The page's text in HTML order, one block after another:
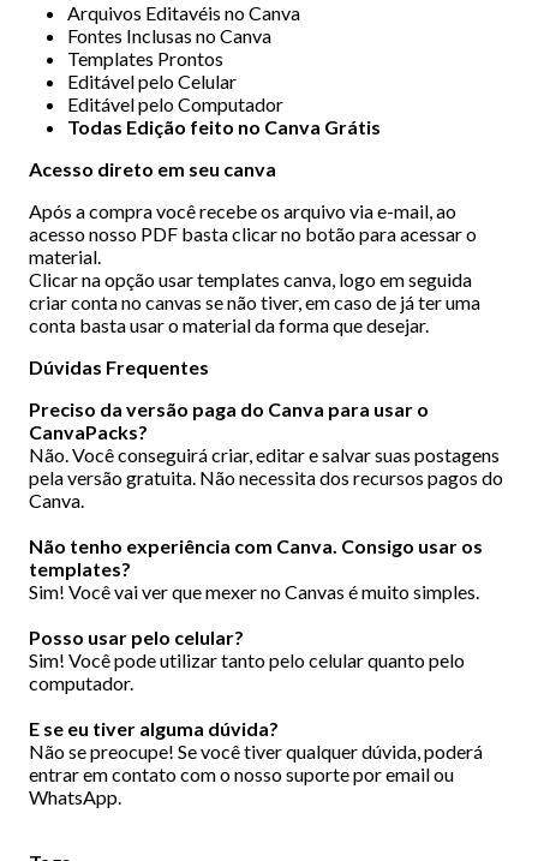
Arquivos Editavéis no Canva
Fontes Inclusas no Canva
Templates Prontos
Editável pelo Celular
Editável pelo Computador
Todas Edição feito no Canva Grátis
Acesso direto em seu canva
Após a compra você recebe os arquivo via e-mail, ao
acesso nosso PDF basta clicar no botão para acessar o
material.
Clicar na opção usar templates canva, logo em seguida
criar conta no canvas se não tiver, em caso de já ter uma
conta basta usar o material da forma que desejar.
Dúvidas Frequentes
Preciso da versão paga do Canva para usar o
CanvaPacks?
Não. Você conseguirá criar, editar e salvar suas postagens
pela versão gratuita. Não necessita dos recursos pagos do
Canva.
Não tenho experiência com Canva. Consigo usar os
templates?
Sim! Você vai ver que mexer no Canvas é muito simples.
Posso usar pelo celular?
Sim! Você pode utilizar tanto pelo celular quanto pelo
computador.
E se eu tiver alguma dúvida?
Não se preocupe! Se você tiver qualquer dúvida, poderá
entrar em contato com o nosso suporte por email ou
WhatsApp.